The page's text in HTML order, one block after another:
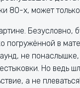
80-х, может
Безусловно,
погружённой в
не
Но ведь
а не